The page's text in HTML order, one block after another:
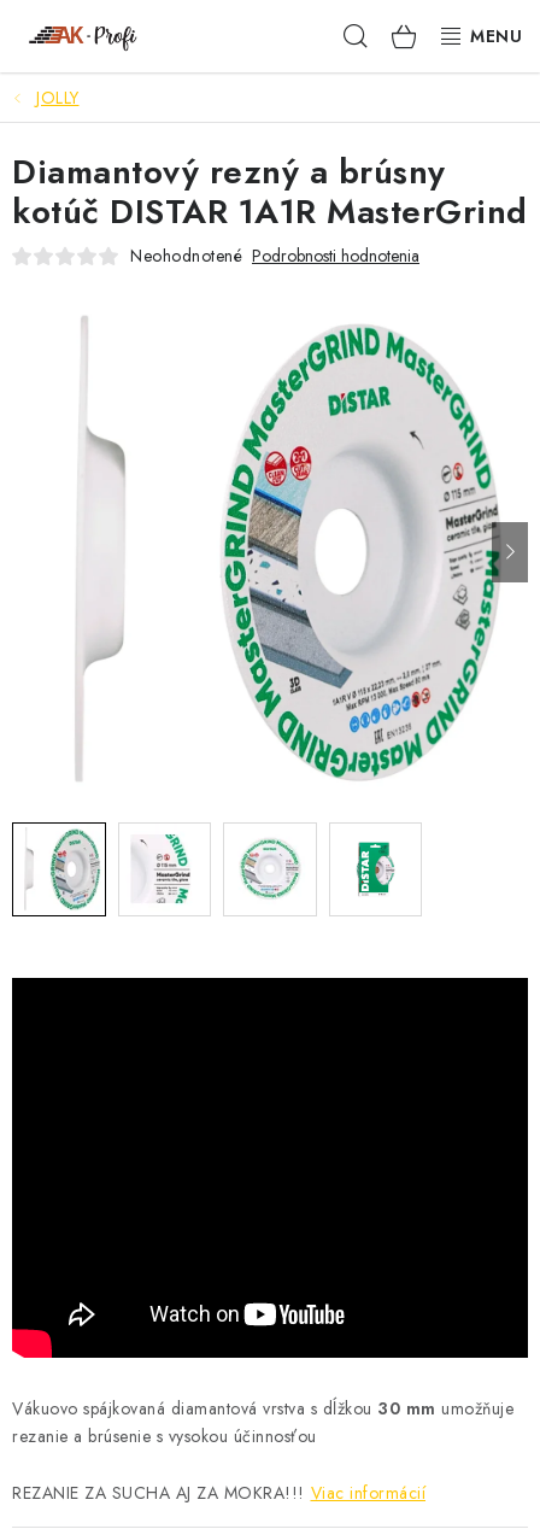
Hľadať
KOŠÍK
SIGMA
TENAX
VŠETKO ČO POTREBUJEŠ
ODSÁVANIE NA REZANIE A BRÚSENIE OBKLADOV
BUILDAKADÉMIA – Z PRAXE PRE PRAX
PODMIENKY OCHRANY OSOBNÝCH ÚDAJOV
Ako nakupovať
Obchodné podmienky
Podmienky ochrany osobných údajov
Hodnotenie obchodu
JOLLY
Vákuovo spájkovaná diamantová vrstva s dĺžkou 30 mm umožňuje
rezanie a brúsenie s vysokou účinnosťou
REZANIE ZA SUCHA AJ ZA MOKRA!!! Viac informácií
Diamantový rezný a brúsny
kotúč DISTAR 1A1R MasterGrind
Neohodnotené Podrobnosti hodnotenia